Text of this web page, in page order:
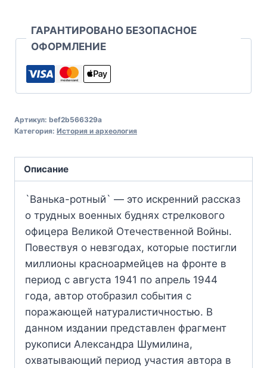
ГАРАНТИРОВАНО БЕЗОПАСНОЕ
ОФОРМЛЕНИЕ
Артикул: bef2b566329a
Категория: История и археология
Описание
`Ванька-ротный` — это искренний рассказ
о трудных военных буднях стрелкового
офицера Великой Отечественной Войны.
Повествуя о невзгодах, которые постигли
миллионы красноармейцев на фронте в
период с августа 1941 по апрель 1944
года, автор отобразил события с
поражающей натуралистичностью. В
данном издании представлен фрагмент
рукописи Александра Шумилина,
охватывающий период участия автора в